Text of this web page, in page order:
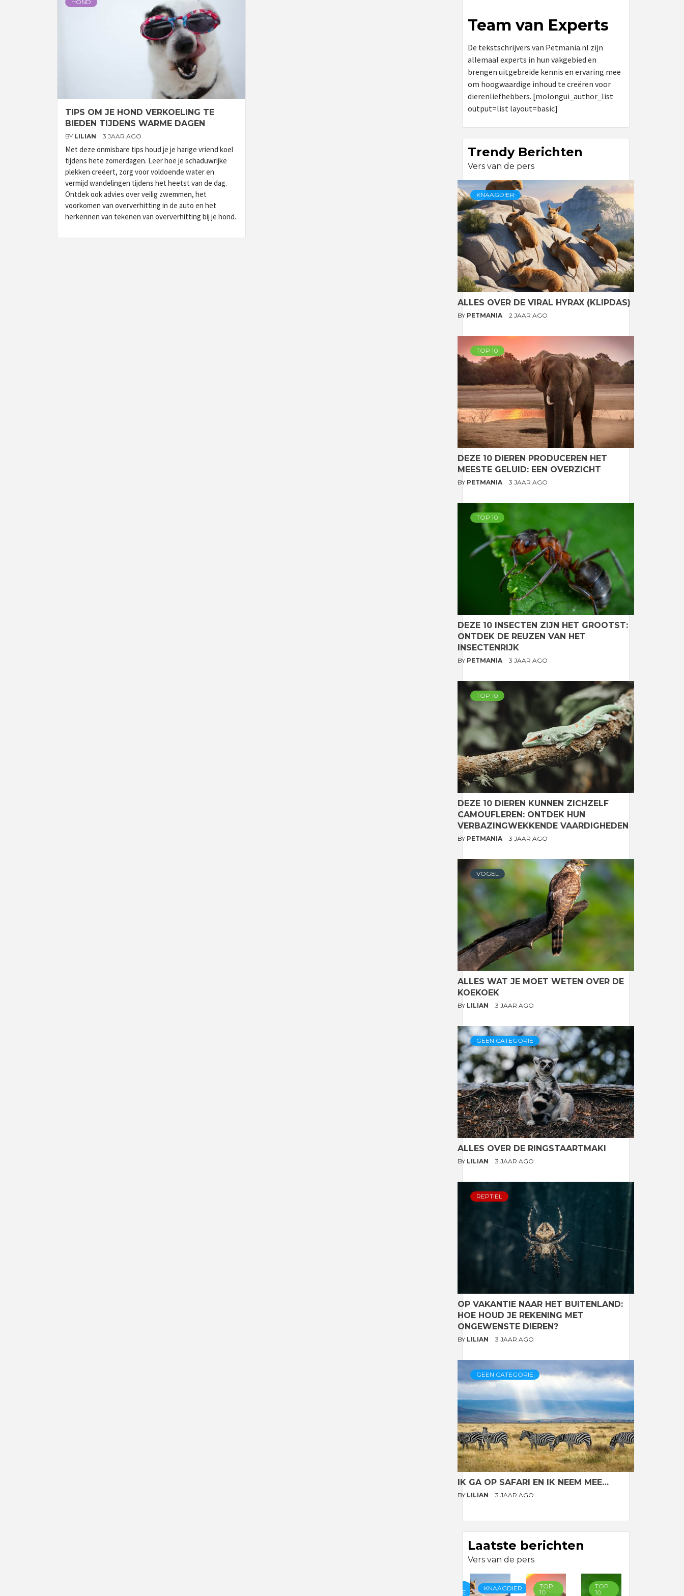
HOND
TIPS OM JE HOND VERKOELING TE
BIEDEN TIJDENS WARME DAGEN
BY LILIAN 3 JAAR AGO
Met deze onmisbare tips houd je je harige vriend koel
tijdens hete zomerdagen. Leer hoe je schaduwrijke
plekken creëert, zorg voor voldoende water en
vermijd wandelingen tijdens het heetst van de dag.
Ontdek ook advies over veilig zwemmen, het
voorkomen van oververhitting in de auto en het
herkennen van tekenen van oververhitting bij je hond.
Team van Experts
De tekstschrijvers van Petmania.nl zijn
allemaal experts in hun vakgebied en
brengen uitgebreide kennis en ervaring mee
om hoogwaardige inhoud te creëren voor
dierenliefhebbers. [molongui_author_list
output=list layout=basic]
Trendy Berichten
Vers van de pers
KNAAGDIER
ALLES OVER DE VIRAL HYRAX (KLIPDAS)
BY PETMANIA 2 JAAR AGO
TOP 10
DEZE 10 DIEREN PRODUCEREN HET
MEESTE GELUID: EEN OVERZICHT
BY PETMANIA 3 JAAR AGO
TOP 10
DEZE 10 INSECTEN ZIJN HET GROOTST:
ONTDEK DE REUZEN VAN HET
INSECTENRIJK
BY PETMANIA 3 JAAR AGO
TOP 10
DEZE 10 DIEREN KUNNEN ZICHZELF
CAMOUFLEREN: ONTDEK HUN
VERBAZINGWEKKENDE VAARDIGHEDEN
BY PETMANIA 3 JAAR AGO
VOGEL
ALLES WAT JE MOET WETEN OVER DE
KOEKOEK
BY LILIAN 3 JAAR AGO
GEEN CATEGORIE
ALLES OVER DE RINGSTAARTMAKI
BY LILIAN 3 JAAR AGO
REPTIEL
OP VAKANTIE NAAR HET BUITENLAND:
HOE HOUD JE REKENING MET
ONGEWENSTE DIEREN?
BY LILIAN 3 JAAR AGO
GEEN CATEGORIE
IK GA OP SAFARI EN IK NEEM MEE…
BY LILIAN 3 JAAR AGO
Laatste berichten
Vers van de pers
CATEGORIE
KNAAGDIER
TOP
10
TOP
10